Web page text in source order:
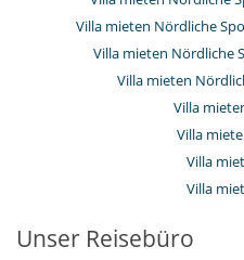
Villa mieten Nördliche
Villa mieten Nördliche
Villa mieten
Villa
Villa
Villa
Villa
Unser Reisebüro